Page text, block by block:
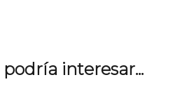
interesar...